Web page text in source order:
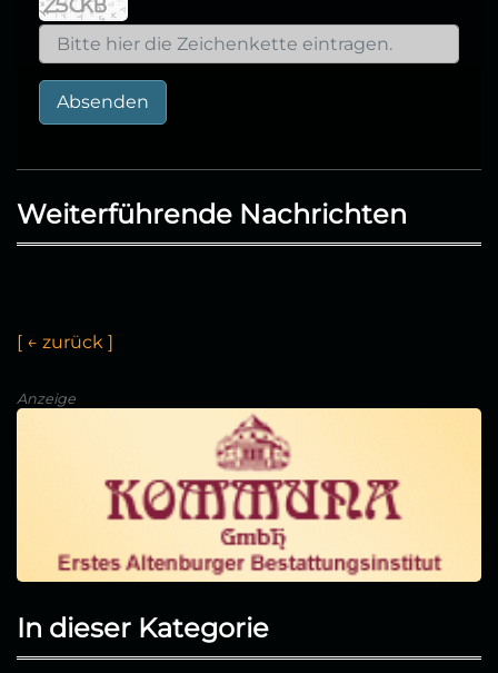
Absenden
Weiterführende Nachrichten
[ ← zurück ]
Anzeige
In dieser Kategorie